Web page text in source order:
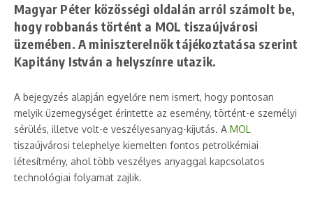
Magyar Péter közösségi oldalán arról számolt be,
hogy robbanás történt a MOL tiszaújvárosi
üzemében. A miniszterelnök tájékoztatása szerint
Kapitány István a helyszínre utazik.
A bejegyzés alapján egyelőre nem ismert, hogy pontosan
melyik üzemegységet érintette az esemény, történt-e személyi
sérülés, illetve volt-e veszélyesanyag-kijutás. A MOL
tiszaújvárosi telephelye kiemelten fontos petrolkémiai
létesítmény, ahol több veszélyes anyaggal kapcsolatos
technológiai folyamat zajlik.